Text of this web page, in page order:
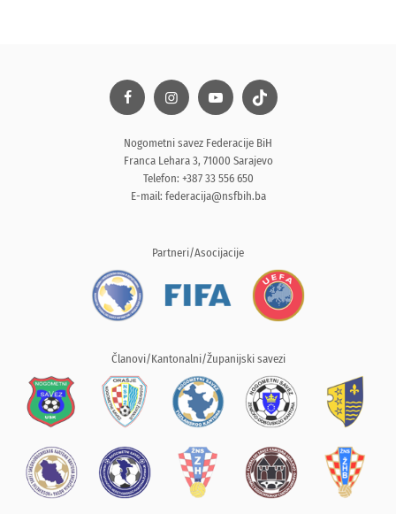
Nogometni savez Federacije BiH
Franca Lehara 3, 71000 Sarajevo
Telefon: +387 33 556 650
E-mail: federacija@nsfbih.ba
Partneri/Asocijacije
Članovi/Kantonalni/Županijski savezi